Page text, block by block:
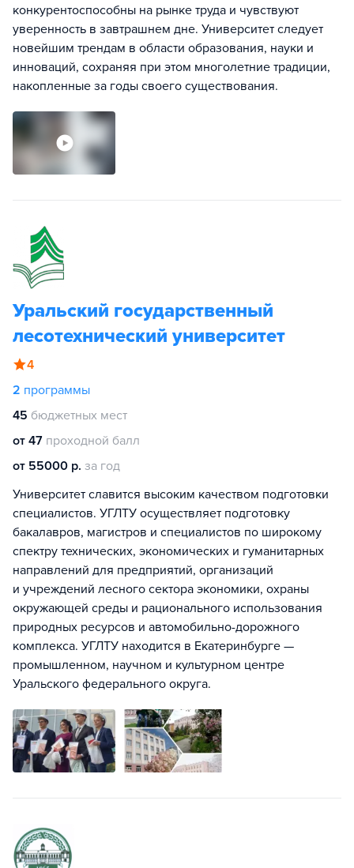
конкурентоспособны на рынке труда и чувствуют
уверенность в завтрашнем дне. Университет следует
новейшим трендам в области образования, науки и
инноваций, сохраняя при этом многолетние традиции,
накопленные за годы своего существования.
Уральский государственный
лесотехнический университет
4
2 программы
45 бюджетных мест
от 47 проходной балл
от 55000 р. за год
Университет славится высоким качеством подготовки
специалистов. УГЛТУ осуществляет подготовку
бакалавров, магистров и специалистов по широкому
спектру технических, экономических и гуманитарных
направлений для предприятий, организаций
и учреждений лесного сектора экономики, охраны
окружающей среды и рационального использования
природных ресурсов и автомобильно-дорожного
комплекса. УГЛТУ находится в Екатеринбурге —
промышленном, научном и культурном центре
Уральского федерального округа.